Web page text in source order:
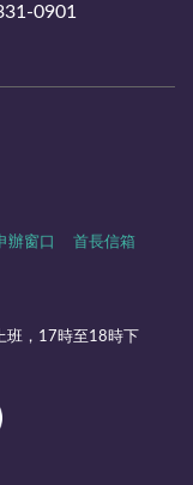
0901
辦窗口 首長信箱
班，17時至18時下